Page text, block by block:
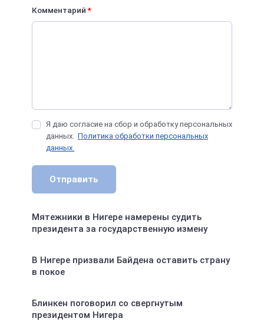
Комментарий*
Я даю согласие на сбор и обработку персональных
данных. Политика обработки персональных
данных.
Отправить
Мятежники в Нигере намерены судить
президента за государственную измену
В Нигере призвали Байдена оставить страну
в покое
Блинкен поговорил со свергнутым
президентом Нигера